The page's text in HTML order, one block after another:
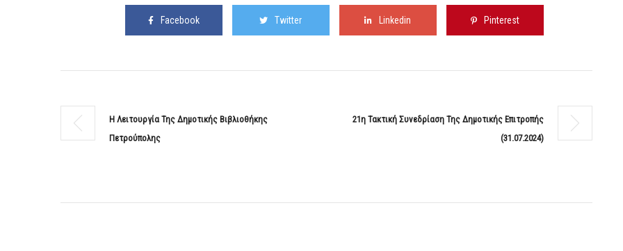
Facebook Twitter Linkedin Pinterest
Η Λειτουργία Της Δημοτικής Βιβλιοθήκης
Πετρούπολης
21η Τακτική Συνεδρίαση Της Δημοτικής Επιτροπής
(31.07.2024)